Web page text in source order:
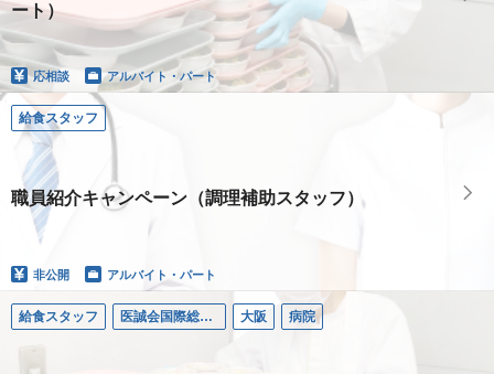
ート）
応相談 アルバイト・パート
給食スタッフ
職員紹介キャンペーン（調理補助スタッフ）
非公開 アルバイト・パート
給食スタッフ 医誠会国際総合病院 大阪 病院